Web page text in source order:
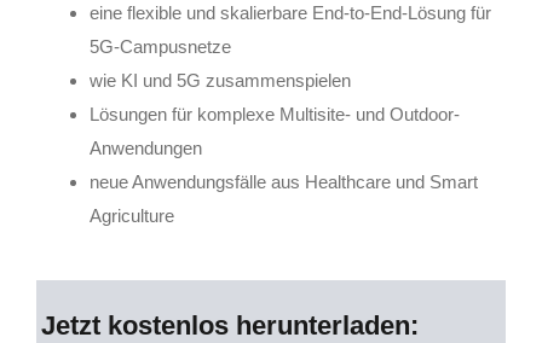
eine flexible und skalierbare End-to-End-Lösung für
5G-Campusnetze
wie KI und 5G zusammenspielen
Lösungen für komplexe Multisite- und Outdoor-
Anwendungen
neue Anwendungsfälle aus Healthcare und Smart
Agriculture
Jetzt kostenlos herunterladen: